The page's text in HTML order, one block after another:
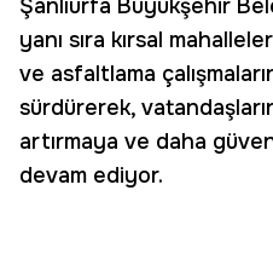
Şanlıurfa Büyükşehir
yanı sıra kırsal
ve asfaltlama
sürdürerek,
artırmaya ve daha
devam ediyor.